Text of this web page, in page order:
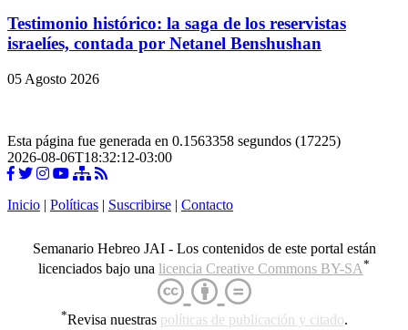
Testimonio histórico: la saga de los reservistas
israelíes, contada por Netanel Benshushan
05 Agosto 2026
Esta página fue generada en 0.1563358 segundos (17225)
2026-08-06T18:32:12-03:00
Inicio | Políticas | Suscribirse | Contacto
Semanario Hebreo JAI - Los contenidos de este portal están
licenciados bajo una licencia Creative Commons BY-SA*
*Revisa nuestras políticas de publicación y citado.